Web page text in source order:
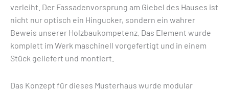
verleiht. Der Fassadenvorsprung am Giebel des Hauses ist
nicht nur optisch ein Hingucker, sondern ein wahrer
Beweis unserer Holzbaukompetenz. Das Element wurde
komplett im Werk maschinell vorgefertigt und in einem
Stück geliefert und montiert.
Das Konzept für dieses Musterhaus wurde modular